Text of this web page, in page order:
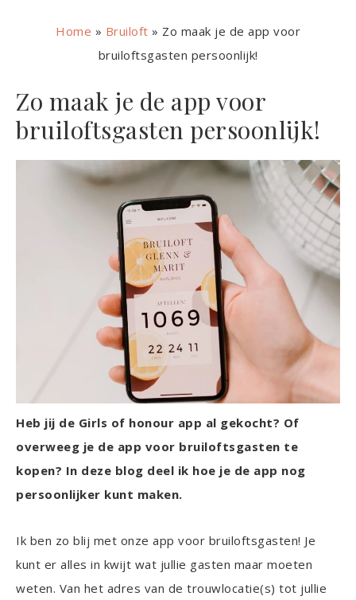
Home » Bruiloft » Zo maak je de app voor
bruiloftsgasten persoonlijk!
Zo maak je de app voor
bruiloftsgasten persoonlijk!
Heb jij de Girls of honour app al gekocht? Of
overweeg je de app voor bruiloftsgasten te
kopen? In deze blog deel ik hoe je de app nog
persoonlijker kunt maken.
Ik ben zo blij met onze app voor bruiloftsgasten! Je
kunt er alles in kwijt wat jullie gasten maar moeten
weten. Van het adres van de trouwlocatie(s) tot jullie